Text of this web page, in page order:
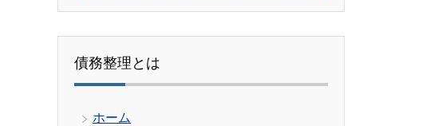
債務整理とは
ホーム